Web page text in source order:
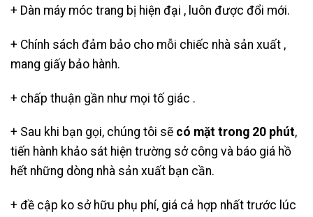
+ Dàn máy móc trang bị hiện đại , luôn được đổi mới.
+ Chính sách đảm bảo cho mỗi chiếc nhà sản xuất ,
mang giấy bảo hành.
+ chấp thuận gần như mọi tố giác .
+ Sau khi bạn gọi, chúng tôi sẽ có mặt trong 20 phút,
tiến hành khảo sát hiện trường sở công và báo giá hồ
hết những dòng nhà sản xuất bạn cần.
+ đề cập ko sở hữu phụ phí, giá cả hợp nhất trước lúc